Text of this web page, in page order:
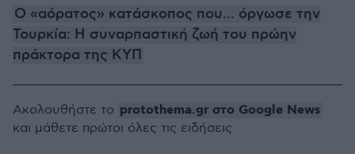
Ο «αόρατος» κατάσκοπος που... όργωσε την
Τουρκία: Η συναρπαστική ζωή του πρώην
πράκτορα της ΚΥΠ
Ακολουθήστε το protothema.gr στο Google News
και μάθετε πρώτοι όλες τις ειδήσεις